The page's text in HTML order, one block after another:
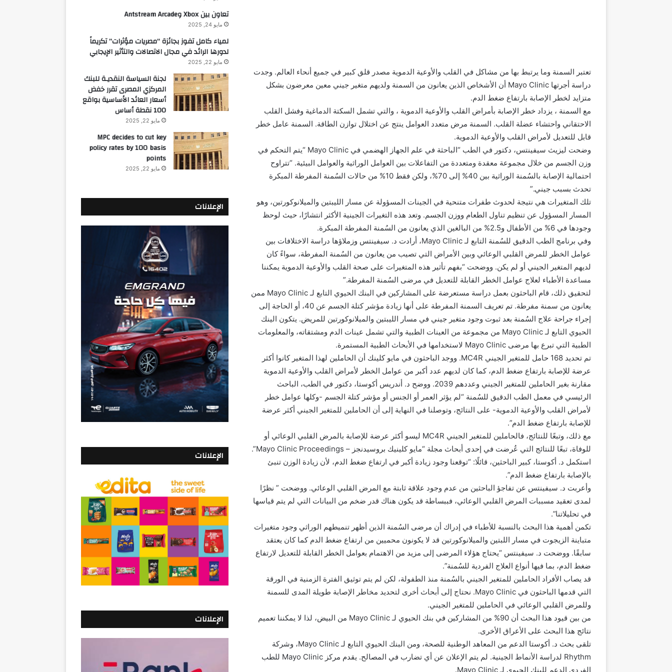
تعتبر السمنة وما يرتبط بها من مشاكل في القلب والأوعية الدموية مصدر قلق كبير في جميع أنحاء العالم. وجدت
دراسة أجرتها Mayo Clinic أن الأشخاص الذين يعانون من السمنة ولديهم متغير جيني معين معرضون بشكل
متزايد لخطر الإصابة بارتفاع ضغط الدم.
مع السمنة ، يزداد خطر الإصابة بأمراض القلب والأوعية الدموية ، والتي تشمل السكتة الدماغية وفشل القلب
الاحتقاني واحتشاء عضلة القلب. السمنة مرض متعدد العوامل ينتج عن اختلال توازن الطاقة. السمنة عامل خطر
قابل للتعديل لأمراض القلب والأوعية الدموية.
وضحت ليزيث سيفينتس، دكتور في الطب “الباحثة في علم الجهاز الهضمي في Mayo Clinic “يتم التحكم في
وزن الجسم من خلال مجموعة معقدة ومتعددة من التفاعلات بين العوامل الوراثية والعوامل البيئية. “تتراوح
احتمالية الإصابة بالسُمنة الوراثية بين 40% إلى 70%، ولكن فقط 10% من حالات السُمنة المفرطة المبكرة
تحدث بسبب جيني.”
تلك المتغيرات هي نتيجة لحدوث طفرات متنحية في الجينات المسؤولة عن مسار الليبتين والميلانوكورتين، وهو
المسار المسؤول عن تنظيم تناول الطعام ووزن الجسم. وتعد هذه التغيرات الجينية الأكثر انتشارًا، حيث لوحظ
وجودها في 6% من الأطفال و2.5% من البالغين الذي يعانون من السُمنة المفرطة المبكرة.
وفي برنامج الطب الدقيق للسُمنة التابع لـ Mayo Clinic، أرادت د. سيفينتس وزملاؤها دراسة الاختلافات بين
عوامل الخطر للمرض القلبي الوعائي وبين الأمراض التي تصيب من يعانون من السُمنة المفرطة، سواءً كان
لديهم المتغير الجيني أو لم يكن. ووضحت “بفهم تأثير هذه المتغيرات على صحة القلب والأوعية الدموية يمكننا
مساعدة الأطباء لعلاج عوامل الخطر القابلة للتعديل في مرضى السُمنة المفرطة.”
لتحقيق ذلك، قام الباحثون بعمل دراسة مستعرضة على المشاركين في البنك الحيوي التابع لـ Mayo Clinic ممن
يعانون من سمنة مفرطة. تم تعريف السمنة المفرطة على أنها زيادة مؤشر كتلة الجسم عن 40، أو الحاجة إلى
إجراء جراحة علاج السُمنة بعد ثبوت وجود متغير جيني في مسار الليبتين والميلانوكورتين للمريض. يتكون الينك
الحيوي التابع لـ Mayo Clinic من مجموعة من العينات الطبية والتي تشمل عينات الدم ومشتقاته، والمعلومات
الطبية التي تبرع بها مرضى Mayo Clinic لاستخدامها في الأبحاث الطبية المستمرة.
تم تحديد 168 حامل للمتغير الجيني MC4R. ووجد الباحثون في مايو كلينك أن الحاملين لهذا المتغير كانوا أكثر
عرضة للإصابة بارتفاع ضغط الدم، كما كان لديهم عدد أكبر من عوامل الخطر لأمراض القلب والأوعية الدموية
مقارنة بغير الحاملين للمتغير الجيني وعددهم 2039. ووضح د. أندريس أكوستا، دكتور في الطب، الباحث
الرئيسي في معمل الطب الدقيق للسُمنة “لم يؤثر العمر أو الجنس أو مؤشر كتلة الجسم -وكلها عوامل خطر
لأمراض القلب والأوعية الدموية- على النتائج، وتوصلنا في النهاية إلى أن الحاملين للمتغير الجيني أكثر عرضة
للإصابة بارتفاع ضغط الدم”.
مع ذلك، وتبعًا للنتائج، فالحاملين للمتغير الجيني MC4R ليسو أكثر عرضة للإصابة بالمرض القلبي الوعائي أو
للوفاة، تبعًا للنتائج التي عُرضت في إحدى أبحاث مجلة “مايو كلينيك بروسيدنجز – Mayo Clinic Proceedings”.
استكمل د. أكوستا، كبير الباحثين، قائلًا: “توقعنا وجود زيادة أكبر في ارتفاع ضغط الدم، لأن زيادة الوزن تنبئ
بالإصابة بارتفاع ضغط الدم”.
وأعربت د. سيفينتس عن تفاجؤ الباحثين من عدم وجود علاقة ثابتة مع المرض القلبي الوعائي. ووضحت ” نظرًا
لمدى تعقيد مسببات المرض القلبي الوعائي، فببساطة قد يكون هناك قدر ضخم من البيانات التي لم يتم قياسها
في تحليلاتنا”.
تكمن أهمية هذا البحث بالنسبة للأطباء في إدراك أن مرضى السُمنة الذين أظهر تنميطهم الوراثي وجود متغيرات
متباينة الزيجوت في مسار اللبتين والميلانوكورتين قد لا يكونون محميين من ارتفاع ضغط الدم كما كان يعتقد
سابقًا. ووضحت د. سيفينتس “يحتاج هؤلاء المرضى إلى مزيد من الاهتمام بعوامل الخطر القابلة للتعديل لارتفاع
ضغط الدم، بما فيها أنواع العلاج الفردية للسُمنة”.
قد يصاب الأفراد الحاملين للمتغير الجيني بالسُمنة منذ الطفولة، لكن لم يتم توثيق الفترة الزمنية في الورقة
التي قدمها الباحثون في Mayo Clinic. نحتاج إلى أبحاث أخرى لتحديد مخاطر الإصابة طويلة المدى للسمنة
وللمرض القلبي الوعائي في الحاملين للمتغير الجيني.
من بين قيود هذا البحث أن 90% من المشاركين في بنك الحيوي لـ Mayo Clinic من البيض، لذا لا يمكننا تعميم
نتائج هذا البحث على الأعراق الأخرى.
تلقى بحث د. أكوستا الدعم من المعاهد الوطنية للصحة، ومن البنك الحيوي التابع لـ Mayo Clinic، وشركة
Rhythm لدراسة الأنماط الجينية. لم يتم الإعلان عن أي تضارب في المصالح. يقدم مركز Mayo Clinic للطب
الفردي الدعم للبنك الحيوي لـ Mayo Clinic.
تعاون بين Xbox وAntstream Arcade
مايو 24, 2025
لمياء كامل تفوز بجائزة “مصريات مؤثرات” تكريماً
لدورها الرائد في مجال الاتصالات والتأثير الإيجابي
مايو 22, 2025
لجنة السياسة النقديـة للبنك
المركزي المصرى تقرر خفض
أسعار العائد الأساسية بواقع
100 نقطة أساس
مايو 22, 2025
MPC decides to cut key
policy rates by 100 basis
points
مايو 22, 2025
الإعلانات
الإعلانات
الإعلانات